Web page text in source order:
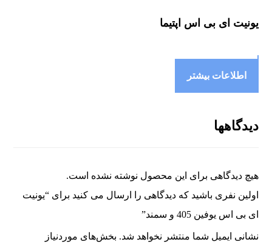
یونیت ای بی اس اپتیما
اطلاعات بیشتر
دیدگاهها
هیچ دیدگاهی برای این محصول نوشته نشده است.
اولین نفری باشید که دیدگاهی را ارسال می کنید برای “یونیت
ای بی اس یوفین 405 و سمند”
نشانی ایمیل شما منتشر نخواهد شد. بخش‌های موردنیاز